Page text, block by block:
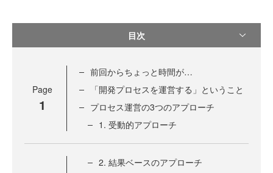
目次
Page
1
前回からちょっと時間が…
「開発プロセスを運営する」ということ
プロセス運営の3つのアプローチ
1. 受動的アプローチ
2. 結果ベースのアプローチ